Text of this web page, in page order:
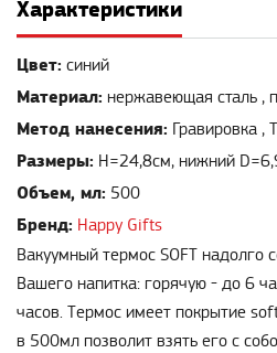
Характеристики
Цвет: синий
Материал: нержавеющая сталь ,
Метод нанесения: Гравировка ,
Размеры: H=24,8см, нижний
Объем, мл: 500
Бренд: Happy Gifts
Вакуумный термос SOFT надолго
Вашего напитка: горячую - до 6
часов. Термос имеет покрытие
в 500мл позволит взять его с